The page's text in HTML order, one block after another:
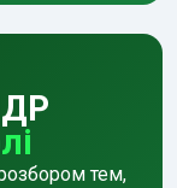
тем,